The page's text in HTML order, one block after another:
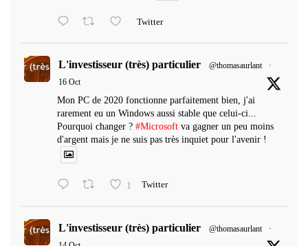
Twitter
L'investisseur (très) particulier @thomasaurlant
·
16 Oct
Mon PC de 2020 fonctionne parfaitement bien, j'ai
rarement eu un Windows aussi stable que celui-ci...
Pourquoi changer ? #Microsoft va gagner un peu moins
d'argent mais je ne suis pas très inquiet pour l'avenir !
1 Twitter
L'investisseur (très) particulier @thomasaurlant
·